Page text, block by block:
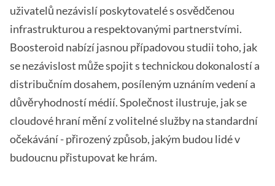
uživatelů nezávislí poskytovatelé s osvědčenou
infrastrukturou a respektovanými partnerstvími.
Boosteroid nabízí jasnou případovou studii toho, jak
se nezávislost může spojit s technickou dokonalostí a
distribučním dosahem, posíleným uznáním vedení a
důvěryhodností médií. Společnost ilustruje, jak se
cloudové hraní mění z volitelné služby na standardní
očekávání - přirozený způsob, jakým budou lidé v
budoucnu přistupovat ke hrám.